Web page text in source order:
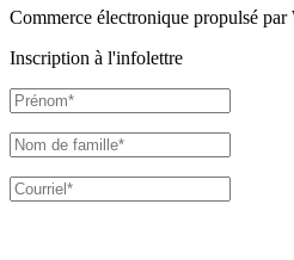
Commerce électronique propulsé par
Inscription à l'infolettre